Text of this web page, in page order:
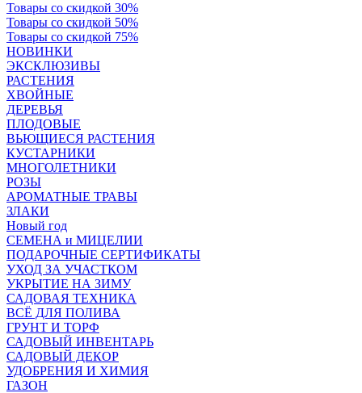
Товары со скидкой 30%
Товары со скидкой 50%
Товары со скидкой 75%
НОВИНКИ
ЭКСКЛЮЗИВЫ
РАСТЕНИЯ
ХВОЙНЫЕ
ДЕРЕВЬЯ
ПЛОДОВЫЕ
ВЬЮЩИЕСЯ РАСТЕНИЯ
КУСТАРНИКИ
МНОГОЛЕТНИКИ
РОЗЫ
АРОМАТНЫЕ ТРАВЫ
ЗЛАКИ
Новый год
СЕМЕНА и МИЦЕЛИИ
ПОДАРОЧНЫЕ СЕРТИФИКАТЫ
УХОД ЗА УЧАСТКОМ
УКРЫТИЕ НА ЗИМУ
САДОВАЯ ТЕХНИКА
ВСЁ ДЛЯ ПОЛИВА
ГРУНТ И ТОРФ
САДОВЫЙ ИНВЕНТАРЬ
САДОВЫЙ ДЕКОР
УДОБРЕНИЯ И ХИМИЯ
ГАЗОН